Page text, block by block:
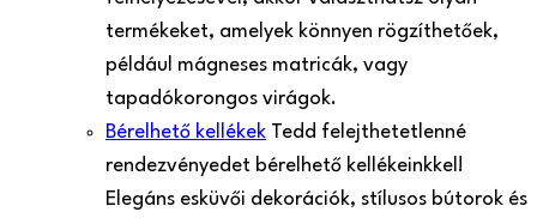
termékeket, amelyek könnyen rögzíthetőek,
például mágneses matricák, vagy
tapadókorongos virágok.
Bérelhető kellékek Tedd felejthetetlenné
rendezvényedet bérelhető kellékeinkkel!
Elegáns esküvői dekorációk, stílusos bútorok és